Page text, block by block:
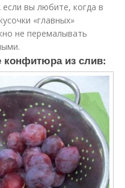
вы любите, когда в
«главных»
не перемалывать
конфитюра из слив: